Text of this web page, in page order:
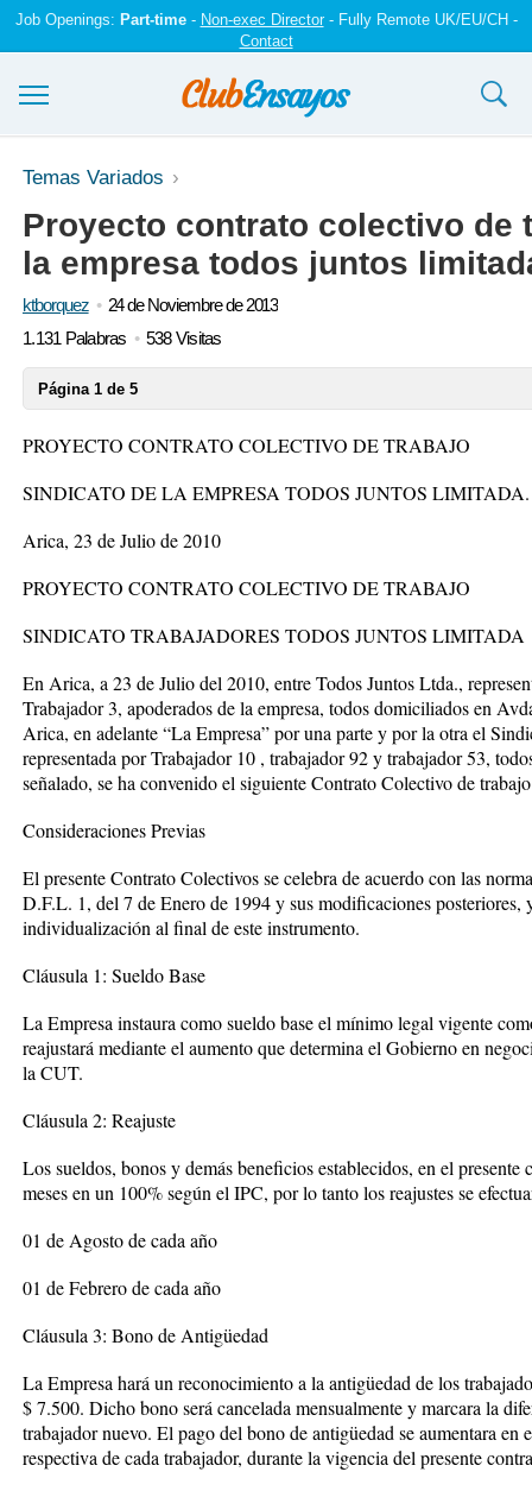
Job Openings: Part-time- Non-exec Director- Fully Remote UK/EU/CH -
Contact
Ensayos y trabajos
Registrarse
Iniciar sesión
Temas Variados
Proyecto contrato colectivo de
la empresa todos juntos
ktborquez
24 de Noviembre de 2013
1.131 Palabras
538 Visitas
Página 1 de 5
PROYECTO CONTRATO COLECTIVO DE TRABAJO
SINDICATO DE LA EMPRESA TODOS JUNTOS LIMITADA.
Arica, 23 de Julio de 2010
PROYECTO CONTRATO COLECTIVO DE TRABAJO
SINDICATO TRABAJADORES TODOS JUNTOS LIMITADA
En Arica, a 23 de Julio del 2010, entre Todos Juntos Ltda.,
Trabajador 3, apoderados de la empresa, todos domiciliados en
Arica, en adelante “La Empresa” por una parte y por la otra el
representada por Trabajador 10 , trabajador 92 y trabajador 53,
señalado, se ha convenido el siguiente Contrato Colectivo de
Consideraciones Previas
El presente Contrato Colectivos se celebra de acuerdo con las
D.F.L. 1, del 7 de Enero de 1994 y sus modificaciones posteriores,
individualización al final de este instrumento.
Cláusula 1: Sueldo Base
La Empresa instaura como sueldo base el mínimo legal vigente
reajustará mediante el aumento que determina el Gobierno en
la CUT.
Cláusula 2: Reajuste
Los sueldos, bonos y demás beneficios establecidos, en el presente
meses en un 100% según el IPC, por lo tanto los reajustes se
01 de Agosto de cada año
01 de Febrero de cada año
Cláusula 3: Bono de Antigüedad
La Empresa hará un reconocimiento a la antigüedad de los
$ 7.500. Dicho bono será cancelada mensualmente y marcara la
trabajador nuevo. El pago del bono de antigüedad se aumentara
respectiva de cada trabajador, durante la vigencia del presente